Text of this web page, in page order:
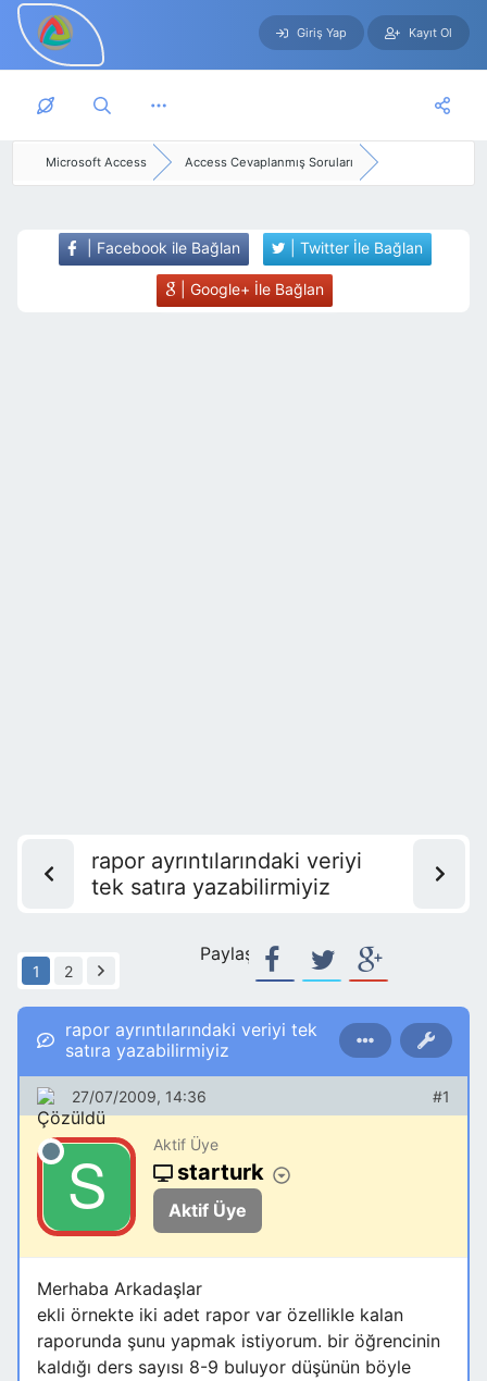
Skip to main content
Giriş Yap Kayıt Ol
Microsoft Access Access Cevaplanmış Soruları
| Facebook ile Bağlan | Twitter İle Bağlan
| Google+ İle Bağlan
rapor ayrıntılarındaki veriyi
tek satıra yazabilirmiyiz
1 2
Paylaş:
rapor ayrıntılarındaki veriyi tek
satıra yazabilirmiyiz
27/07/2009, 14:36 #1
Aktif Üye
starturk
Aktif Üye
Merhaba Arkadaşlar
ekli örnekte iki adet rapor var özellikle kalan
raporunda şunu yapmak istiyorum. bir öğrencinin
kaldığı ders sayısı 8-9 buluyor düşünün böyle